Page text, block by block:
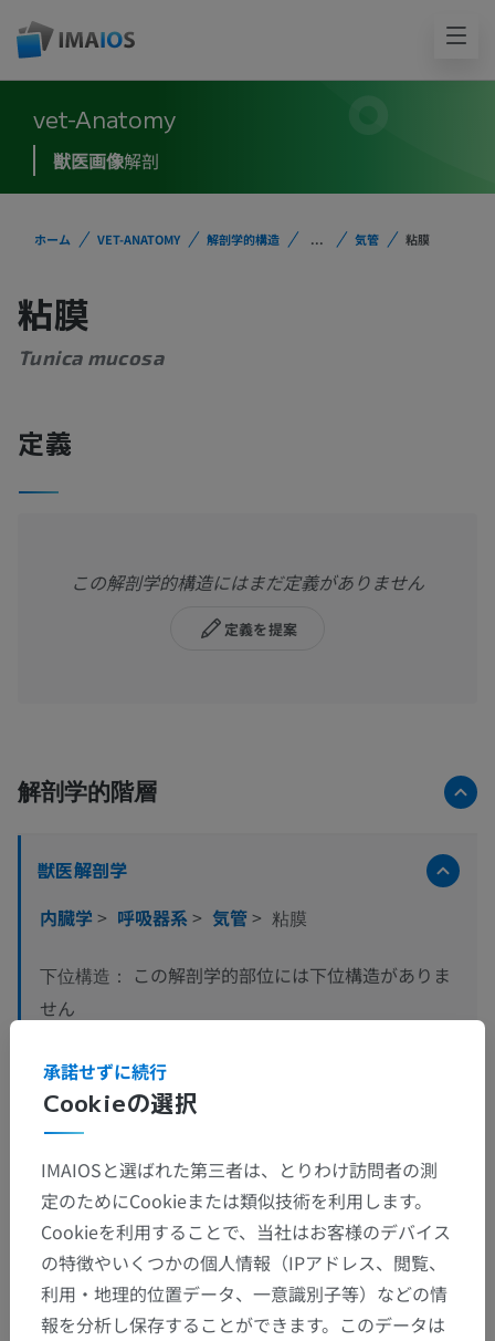
vet-Anatomy
獣医画像解剖
ホーム VET-ANATOMY 解剖学的構造 ... 気管 粘膜
粘膜
Tunica mucosa
定義
この解剖学的構造にはまだ定義がありません
定義を提案
解剖学的階層
獣医解剖学
内臓学 > 呼吸器系> 気管> 粘膜
下位構造：
この解剖学的部位には下位構造がありま
せん
人間の比較解剖学
翻訳
間違いを発見しましたか？
Cookieの選択
承諾せずに続行
IMAIOSと選ばれた第三者は、とりわけ訪問者の測
定のためにCookieまたは類似技術を利用します。
Cookieを利用することで、当社はお客様のデバイス
の特徴やいくつかの個人情報（IPアドレス、閲覧、
利用・地理的位置データ、一意識別子等）などの情
報を分析し保存することができます。このデータは